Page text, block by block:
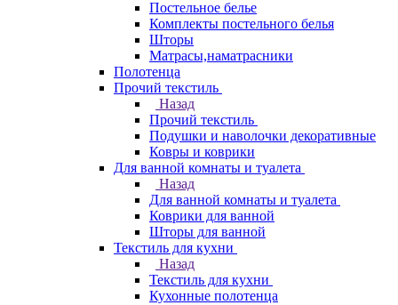
Постельное белье
Комплекты постельного белья
Шторы
Матрасы,наматрасники
Полотенца
Прочий текстиль
Назад
Прочий текстиль
Подушки и наволочки декоративные
Ковры и коврики
Для ванной комнаты и туалета
Назад
Для ванной комнаты и туалета
Коврики для ванной
Шторы для ванной
Текстиль для кухни
Назад
Текстиль для кухни
Кухонные полотенца